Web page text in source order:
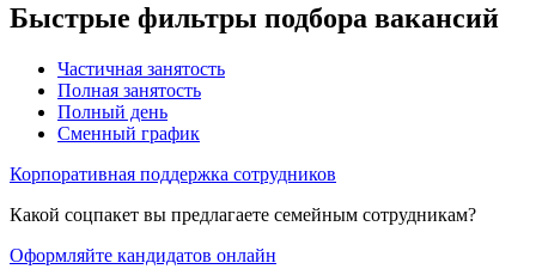
Быстрые фильтры подбора вакансий
Частичная занятость
Полная занятость
Полный день
Сменный график
Корпоративная поддержка сотрудников
Какой соцпакет вы предлагаете семейным сотрудникам?
Оформляйте кандидатов онлайн